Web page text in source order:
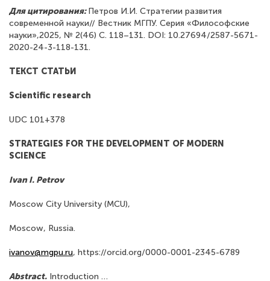
Для цитирования:Петров И.И. Стратегии развития
современной науки// Вестник МГПУ. Серия «Философские
науки»,2025, № 2(46) С. 118–131. DOI: 10.27694/2587-5671-
2020-24-3-118-131.
ТЕКСТ СТАТЬИ
Scientific research
UDC 101+378
STRATEGIES FOR THE DEVELOPMENT OF MODERN
SCIENCE
Ivan I. Petrov
Moscow City University (MCU),
Moscow, Russia.
ivanov@mgpu.ru, https://orcid.org/0000-0001-2345-6789
Abstract. Introduction …